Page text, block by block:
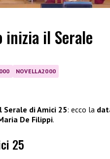
inizia il Serale
NOVELLA2000
Serale di Amici 25: ecco la
De Filippi.
25